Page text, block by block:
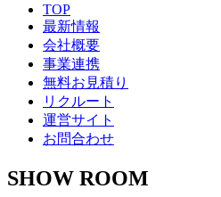
TOP
最新情報
会社概要
事業連携
無料お見積り
リクルート
運営サイト
お問合わせ
SHOW ROOM